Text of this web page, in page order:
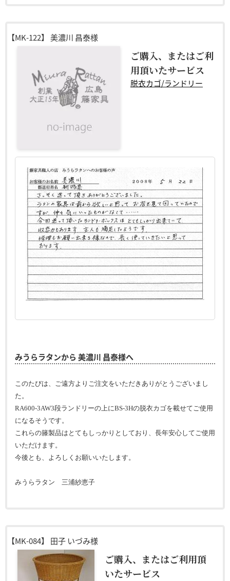
【MK-122】 美濃川 昌泰様
ご購入、またはご利
用頂いたサービス
脱衣カゴ/ランドリー
みうらラタンから 美濃川 昌泰様へ
このたびは、ご遠方よりご注文をいただきありがとうございまし
た。
RA600-3AW3段ランドリーの上にBS-3Hの脱衣カゴを載せてご使用
になるそうです。
これらの籐製品はとてもしっかりとしており、長年安心してご使用
いただけます。
今後とも、よろしくお願いいたします。
みうらラタン 三浦紗恵子
【MK-084】 田子 いづみ様
ご購入、またはご利用頂
いたサービス